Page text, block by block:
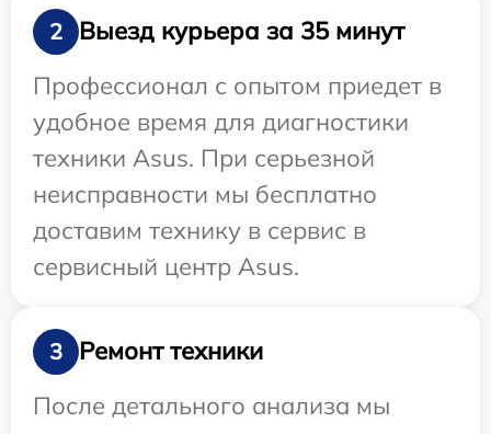
2
Выезд курьера за 35 минут
Профессионал с опытом приедет в
удобное время для диагностики
техники Asus. При серьезной
неисправности мы бесплатно
доставим технику в сервис в
сервисный центр Asus.
3
Ремонт техники
После детального анализа мы